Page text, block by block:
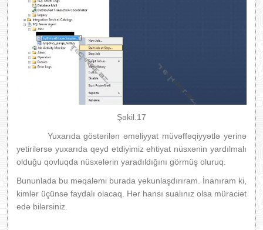
Şəkil.17
Yuxarıda göstərilən əməliyyat müvəffəqiyyətlə yerinə
yetirilərsə yuxarıda qeyd etdiyimiz ehtiyat nüsxənin yardılmalı
olduğu qovluqda nüsxələrin yaradıldığını görmüş oluruq.
Bununlada bu məqaləmi burada yekunlaşdırıram. İnanıram ki,
kimlər üçünsə faydalı olacaq. Hər hansı sualınız olsa müraciət
edə bilərsiniz.